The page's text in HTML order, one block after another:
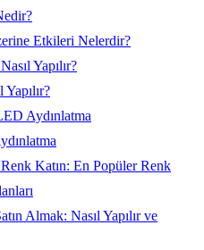
Etkileri Nelerdir?
Yapılır?
Aydınlatma
Katın: En Popüler Renk
Almak: Nasıl Yapılır ve